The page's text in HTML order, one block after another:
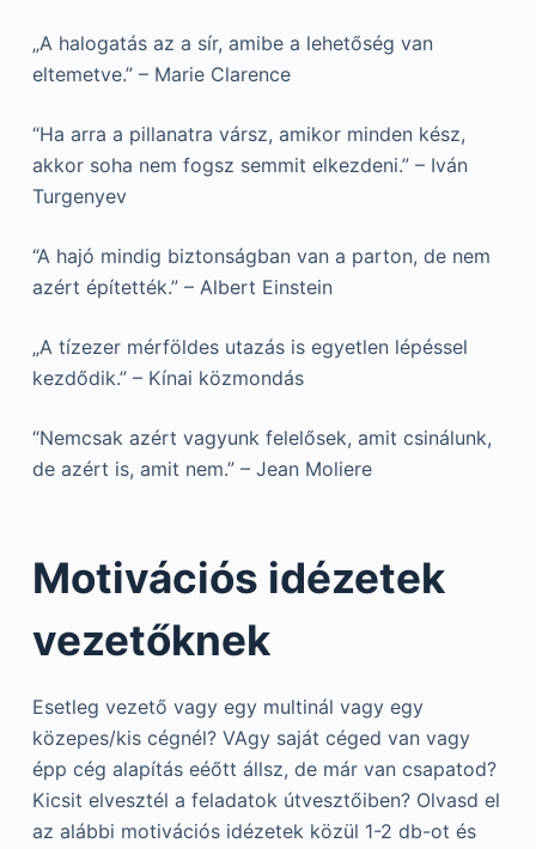
„A halogatás az a sír, amibe a lehetőség van
eltemetve.” – Marie Clarence
“Ha arra a pillanatra vársz, amikor minden kész,
akkor soha nem fogsz semmit elkezdeni.” – Iván
Turgenyev
“A hajó mindig biztonságban van a parton, de nem
azért építették.” – Albert Einstein
„A tízezer mérföldes utazás is egyetlen lépéssel
kezdődik.” – Kínai közmondás
“Nemcsak azért vagyunk felelősek, amit csinálunk,
de azért is, amit nem.” – Jean Moliere
Motivációs idézetek
vezetőknek
Esetleg vezető vagy egy multinál vagy egy
közepes/kis cégnél? VAgy saját céged van vagy
épp cég alapítás eéőtt állsz, de már van csapatod?
Kicsit elvesztél a feladatok útvesztőiben? Olvasd el
az alábbi motivációs idézetek közül 1-2 db-ot és